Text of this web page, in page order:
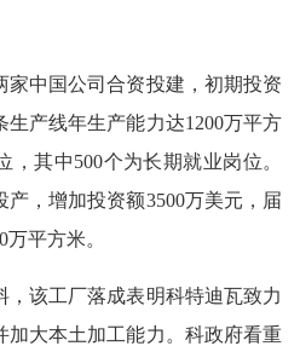
中国公司合资投建，初期投资
生产线年生产能力达1200万平方
，其中500个为长期就业岗位。
产，增加投资额3500万美元，届
平方米。
该工厂落成表明科特迪瓦致力
加大本土加工能力。科政府看重